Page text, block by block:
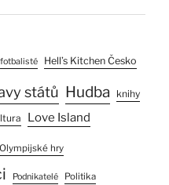
fotbalisté Hell’s Kitchen Česko
států Hudba knihy
Love Island
Olympijské hry
Podnikatelé Politika